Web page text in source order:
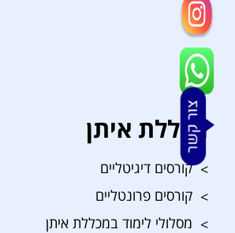
מכללת איתן
קורסים דיגיטליים
קורסים פרונטליים
מסלולי לימוד במכללת איתן